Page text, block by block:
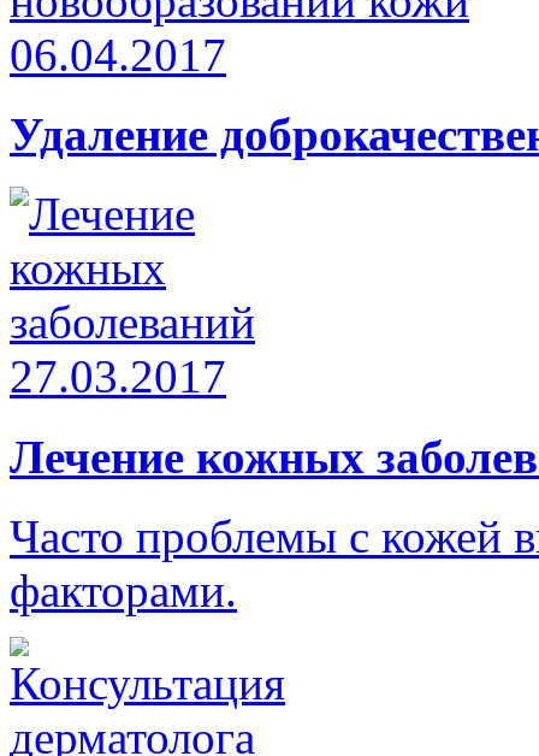
06.04.2017
Удаление
27.03.2017
Лечение кожных
Часто проблемы с кожей
факторами.